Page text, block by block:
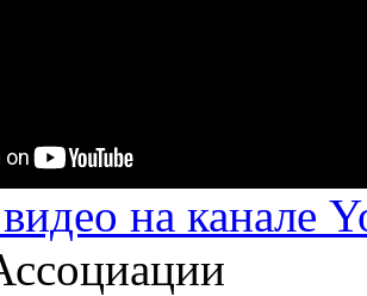
на канале